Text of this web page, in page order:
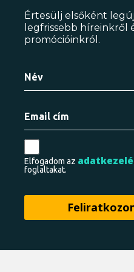
Értesülj elsőként
legfrissebb híreinkről
promócióinkról.
Elfogadom az
foglaltakat.